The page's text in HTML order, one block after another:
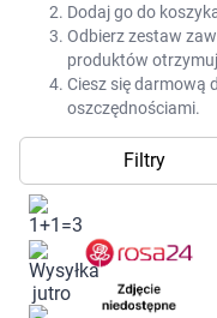
Higiena
Kosmetyki
Mężczyzna
Zdrowy styl życia
Zabawki
Dodaj go do
Odbierz zestaw
produktów
Ciesz się darmową
oszczędnościami.
Filtry